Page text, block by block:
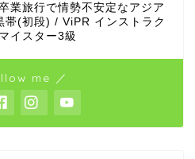
業旅行で情勢不安定なアジア
帯(初段) / ViPR インストラク
イスター3級
me ／